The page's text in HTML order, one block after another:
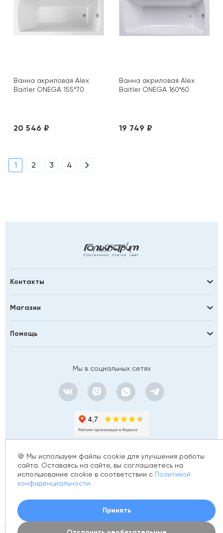
Ванна акриловая Alex
Baitler ONEGA 155*70
20 546 ₽
Ванна акриловая Alex
Baitler ONEGA 160*60
19 749 ₽
1 2 3 4
Контакты
Магазин
Помощь
Мы в социальных сетях
© 2012 - 2026 golfstim.ru
ОГРН 304370234902057
🍪 Мы используем файлы cookie для улучшения работы
сайта. Оставаясь на сайте, вы соглашаетесь на
использование cookie в соответствии с Политикой
конфиденциальности.
Принять